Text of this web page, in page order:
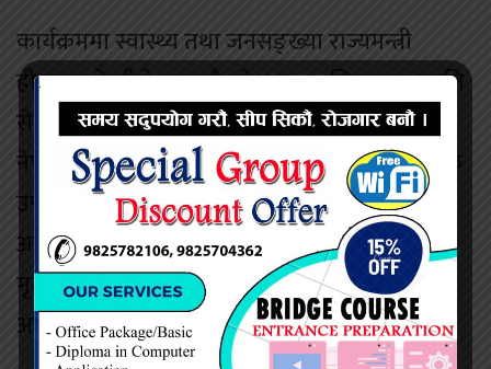
कार्यक्रममा स्वास्थ्य तथा जनसङ्ख्या राज्यमन्त्री
हीराचन्द्र केसीले सातवटै प्रदेश र ७७ जिल्लामा प्रसूति
सेवा विस्तार गर्न थालिएको जानकारी दिए । उनले
नेपालमा पनि निकट भविष्यमा स्वास्थ्यका अत्याधुनिक
उपकरण ल्याएर उपचार गर्ने जानकारी दिए ।
अस्पतालका निर्देशक डा अमिरबाबु श्रेष्ठले उच्च मातृ
मृत्युदर र शिशु मृत्युदरलाई कम गर्नका लागि
अस्पतालले महत्वपूर्ण भूमिका खेलेको बताए ।